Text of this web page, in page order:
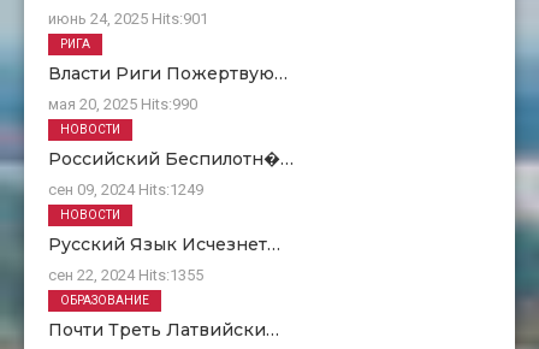
июнь 24, 2025 Hits:901
Власти Риги Пожертвую…
мая 20, 2025 Hits:990
РИГА
Российский Беспилотн�…
сен 09, 2024 Hits:1249
НОВОСТИ
Русский Язык Исчезнет…
сен 22, 2024 Hits:1355
НОВОСТИ
Почти Треть Латвийски…
ОБРАЗОВАНИЕ